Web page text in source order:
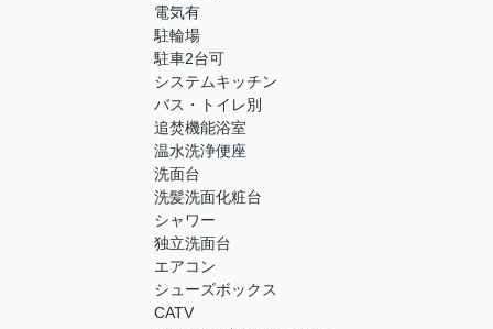
電気有
駐輪場
駐車2台可
システムキッチン
バス・トイレ別
追焚機能浴室
温水洗浄便座
洗面台
洗髪洗面化粧台
シャワー
独立洗面台
エアコン
シューズボックス
CATV